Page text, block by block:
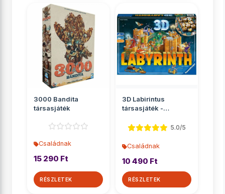
3000 Bandita
társasjáték
Családnak
15 290 Ft
RÉSZLETEK
3D Labirintus
társasjáték -
5.0/5
Családnak
10 490 Ft
RÉSZLETEK